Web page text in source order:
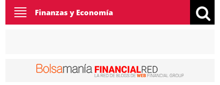
Toggle
navigation
Finanzas y Economía